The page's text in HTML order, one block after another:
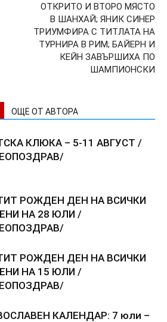
ОТКРИТО И ВТОРО МЯСТО
В ШАНХАЙ; ЯНИК СИНЕР
ТРИУМФИРА С ТИТЛАТА НА
ТУРНИРА В РИМ; БАЙЕРН И
КЕЙН ЗАВЪРШИХА ПО
ШАМПИОНСКИ
ОЩЕ ОТ АВТОРА
КЛЮКА – 5-11 АВГУСТ /
РОЖДЕН ДЕН НА ВСИЧКИ
НА 28 ЮЛИ /
РОЖДЕН ДЕН НА ВСИЧКИ
НА 15 ЮЛИ /
КАЛЕНДАР: 7 юли –